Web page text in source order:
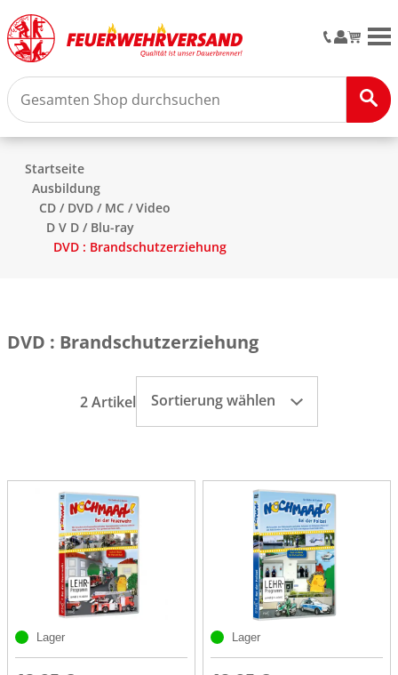
Startseite
Ausbildung
CD / DVD / MC / Video
D V D / Blu-ray
DVD : Brandschutzerziehung
DVD : Brandschutzerziehung
2 Artikel Sortierung wählen
Lager Lager